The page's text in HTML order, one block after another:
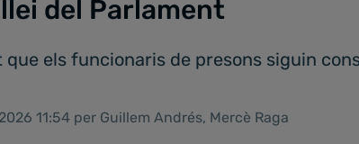
del Parlament
els funcionaris de presons siguin
11:54 per Guillem Andrés, Mercè Raga